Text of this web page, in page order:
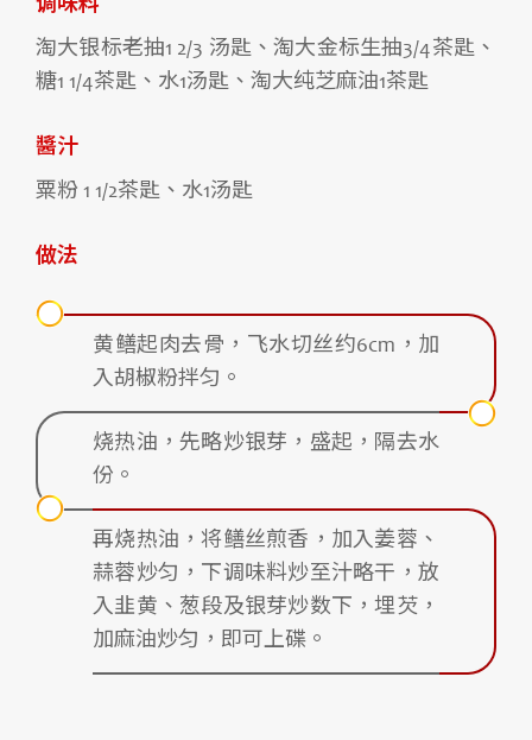
调味料
淘大银标老抽1 2/3 汤匙、淘大金标生抽3/4茶匙、
糖1 1/4茶匙、水1汤匙、淘大纯芝麻油1茶匙
醬汁
粟粉 1 1/2茶匙、水1汤匙
做法
黄鳝起肉去骨，飞水切丝约6cm，加
入胡椒粉拌匀。
烧热油，先略炒银芽，盛起，隔去水
份。
再烧热油，将鳝丝煎香，加入姜蓉、
蒜蓉炒匀，下调味料炒至汁略干，放
入韭黄、葱段及银芽炒数下，埋芡，
加麻油炒匀，即可上碟。